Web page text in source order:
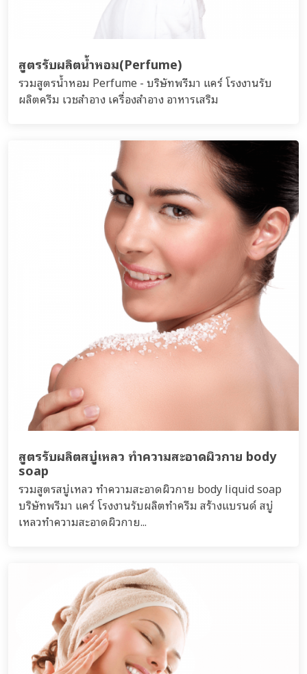
สูตรรับผลิตน้ำหอม(Perfume)
รวมสูตรน้ำหอม Perfume - บริษัทพรีมา แคร์ โรงงานรับ
ผลิตครีม เวชสำอาง เครื่องสำอาง อาหารเสริม
สูตรรับผลิตสบู่เหลว ทำความสะอาดผิวกาย body
soap
รวมสูตรสบู่เหลว ทำความสะอาดผิวกาย body liquid soap
บริษัทพรีมา แคร์ โรงงานรับผลิตทำครีม สร้างแบรนด์ สบู่
เหลวทำความสะอาดผิวกาย...